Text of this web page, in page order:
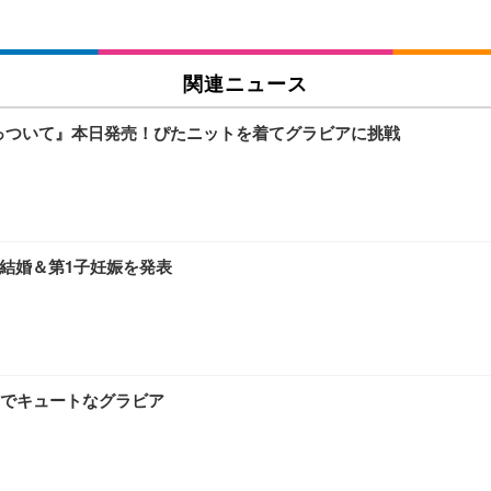
関連ニュース
いて』本日発売！ぴたニットを着てグラビアに挑戦
婚＆第1子妊娠を発表
キュートなグラビア